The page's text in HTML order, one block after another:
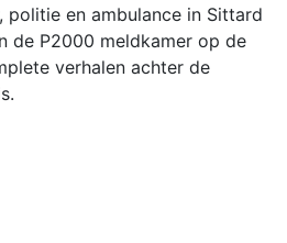
politie en ambulance in Sittard
de P2000 meldkamer op de
verhalen achter de